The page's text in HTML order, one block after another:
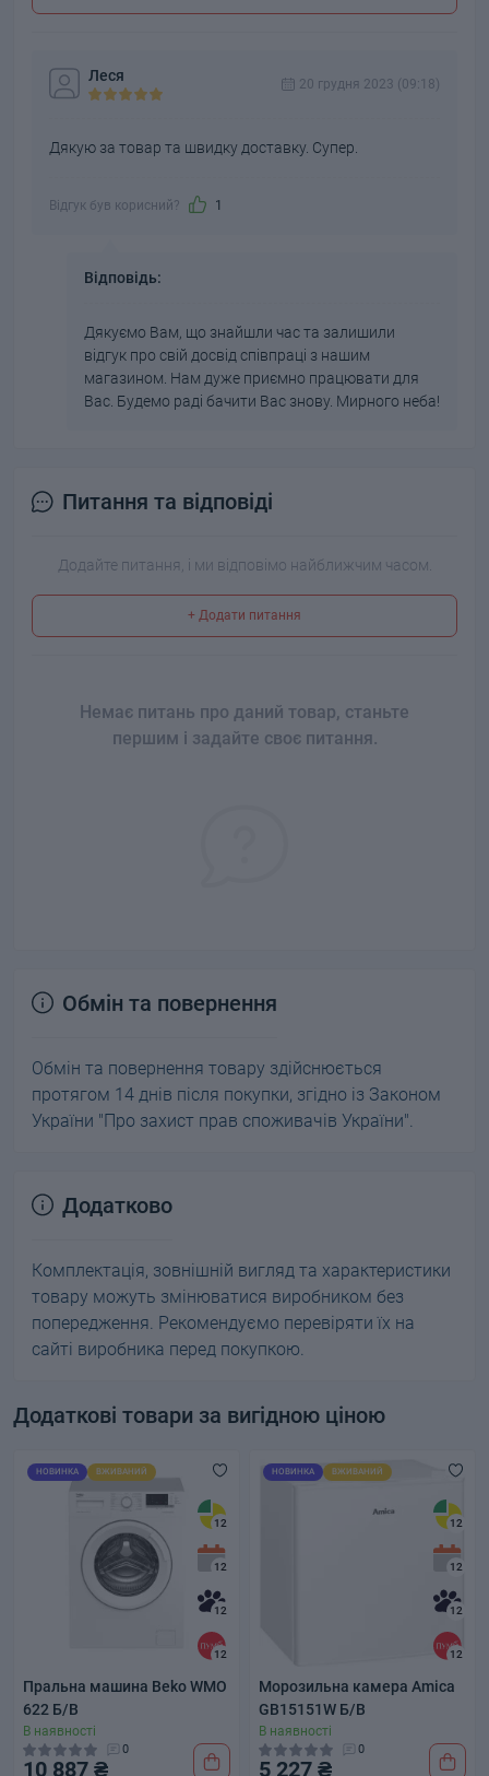
Леся 20 грудня 2023 (09:18)
Дякую за товар та швидку доставку. Супер.
Відгук був корисний? 1
Відповідь:
Дякуємо Вам, що знайшли час та залишили
відгук про свій досвід співпраці з нашим
магазином. Нам дуже приємно працювати для
Вас. Будемо раді бачити Вас знову. Мирного неба!
Питання та відповіді
Додайте питання, і ми відповімо найближчим часом.
+ Додати питання
Немає питань про даний товар, станьте
першим і задайте своє питання.
Обмін та повернення
Обмін та повернення товару здійснюється
протягом 14 днів після покупки, згідно із Законом
України "Про захист прав споживачів України".
Додатково
Комплектація, зовнішній вигляд та характеристики
товару можуть змінюватися виробником без
попередження. Рекомендуємо перевіряти їх на
сайті виробника перед покупкою.
Додаткові товари за вигідною ціною
НОВИНКА ВЖИВАНИЙ
12
12
12
12
Пральна машина Beko WMO
622 Б/В
В наявності
0
10 887 ₴
НОВИНКА ВЖИВАНИЙ
12
12
12
12
Морозильна камера Amica
GB15151W Б/В
В наявності
0
5 227 ₴